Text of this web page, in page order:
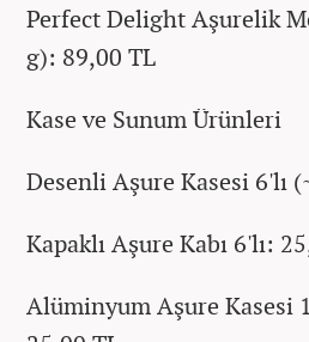
Perfect Delight Aşurelik
g): 89,00 TL
Kase ve Sunum Ürünleri
Desenli Aşure Kasesi 6'lı
Kapaklı Aşure Kabı 6'lı:
Alüminyum Aşure Kasesi